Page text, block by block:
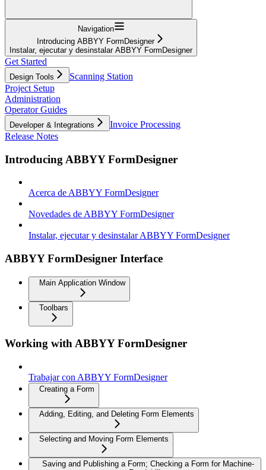
Navigation
Introducing ABBYY FormDesigner
Instalar, ejecutar y desinstalar ABBYY FormDesigner
Get Started
Design Tools
Scanning Station
Project Setup
Administration
Operator Guides
Developer & Integrations
Invoice Processing
Release Notes
Introducing ABBYY FormDesigner
Acerca de ABBYY FormDesigner
Novedades de ABBYY FormDesigner
Instalar, ejecutar y desinstalar ABBYY FormDesigner
ABBYY FormDesigner Interface
Main Application Window
Toolbars
Working with ABBYY FormDesigner
Trabajar con ABBYY FormDesigner
Creating a Form
Adding, Editing, and Deleting Form Elements
Selecting and Moving Form Elements
Saving and Publishing a Form; Checking a Form for Machine-